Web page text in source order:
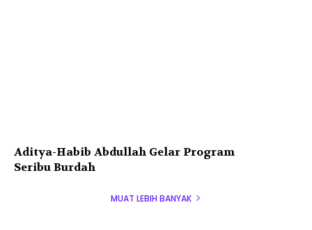
Aditya-Habib Abdullah Gelar Program
Seribu Burdah
MUAT LEBIH BANYAK